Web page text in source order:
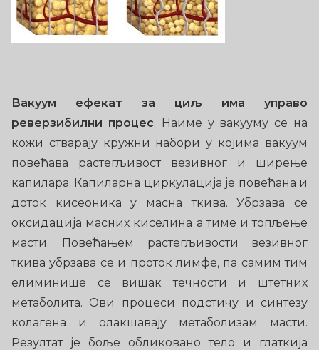
Вакуум ефекат за циљ има управо
реверзибилни процес. Наиме у вакууму се на
кожи стварају кружни набори у којима вакуум
повећава растегљивост везивног и ширење
капилара. Капиларна циркулација је повећана и
доток кисеоника у масна ткива. Убрзава се
оксидација масних киселина а тиме и топљење
масти. Повећањем растегљивости везивног
ткива убрзава се и проток лимфе, па самим тим
елиминише се вишак течности и штетних
метаболита. Ови процеси подстичу и синтезу
колагена и олакшавају метаболизам масти.
Резултат је боље обликовано тело и глаткија